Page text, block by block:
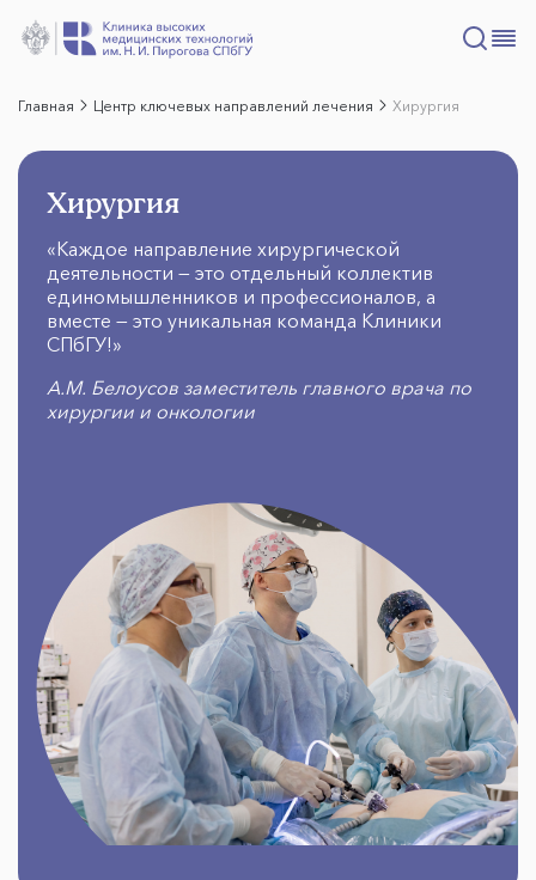
Главная Центр ключевых направлений лечения Хирургия
Хирургия
«Каждое направление хирургической
деятельности — это отдельный коллектив
единомышленников и профессионалов, а
вместе — это уникальная команда Клиники
СПбГУ!»
А.М. Белоусов заместитель главного врача по
хирургии и онкологии